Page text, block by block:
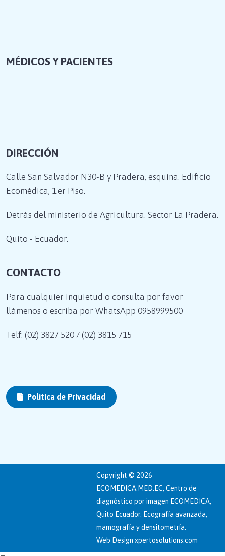
MÉDICOS Y PACIENTES
DIRECCIÓN
Calle San Salvador N30-B y Pradera, esquina. Edificio
Ecomédica, 1.er Piso.
Detrás del ministerio de Agricultura. Sector La Pradera.
Quito - Ecuador.
CONTACTO
Para cualquier inquietud o consulta por favor
llámenos o escriba por WhatsApp 0958999500
Telf: (02) 3827 520 / (02) 3815 715
Política de Privacidad
Copyright © 2026
ECOMEDICA.MED.EC, Centro de
diagnóstico por imagen ECOMEDICA,
Quito Ecuador. Ecografía avanzada,
mamografía y densitometría.
Web Designxpertosolutions.com